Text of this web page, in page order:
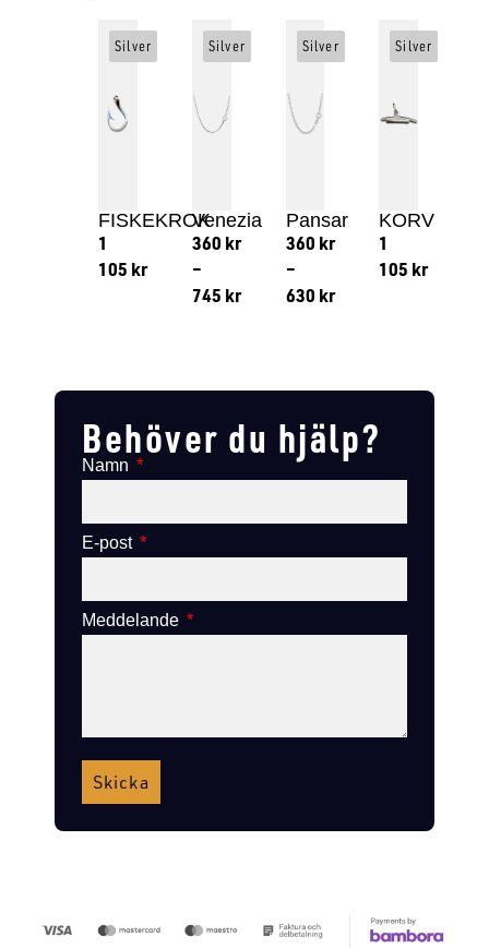
FISKEKROK
1
105 kr
Silver
Venezia
360 kr
–
745 kr
Silver
Pansar
360 kr
–
630 kr
Silver
KORV
1
105 kr
Silver
Behöver du hjälp?
Namn
E-post
Meddelande
Skicka